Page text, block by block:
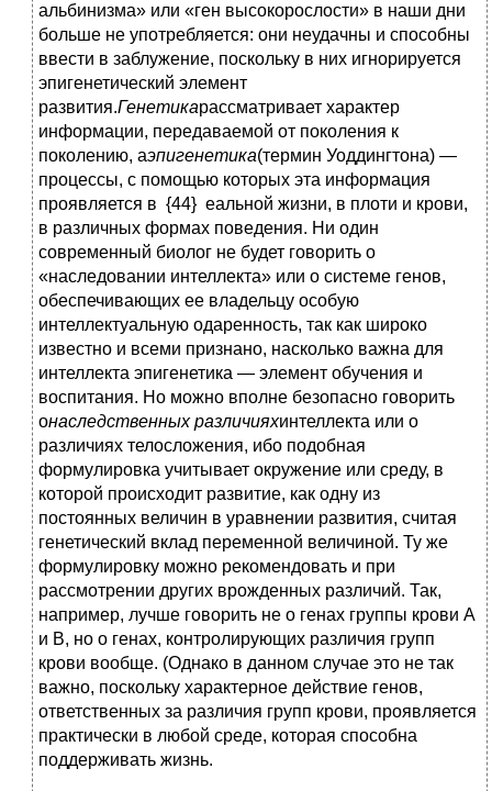
альбинизма» или «ген высокорослости» в наши дни
больше не употребляется: они неудачны и способны
ввести в заблужение, поскольку в них игнорируется
эпигенетический элемент
развития.Генетикарассматривает характер
информации, передаваемой от поколения к
поколению, аэпигенетика(термин Уоддингтона) —
процессы, с помощью которых эта информация
проявляется в {44} еальной жизни, в плоти и крови,
в различных формах поведения. Ни один
современный биолог не будет говорить о
«наследовании интеллекта» или о системе генов,
обеспечивающих ее владельцу особую
интеллектуальную одаренность, так как широко
известно и всеми признано, насколько важна для
интеллекта эпигенетика — элемент обучения и
воспитания. Но можно вполне безопасно говорить
онаследственных различияхинтеллекта или о
различиях телосложения, ибо подобная
формулировка учитывает окружение или среду, в
которой происходит развитие, как одну из
постоянных величин в уравнении развития, считая
генетический вклад переменной величиной. Ту же
формулировку можно рекомендовать и при
рассмотрении других врожденных различий. Так,
например, лучше говорить не о генах группы крови А
и В, но о генах, контролирующих различия групп
крови вообще. (Однако в данном случае это не так
важно, поскольку характерное действие генов,
ответственных за различия групп крови, проявляется
практически в любой среде, которая способна
поддерживать жизнь.